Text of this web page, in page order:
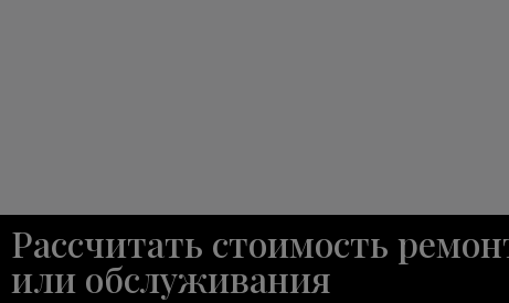
Рассчитать стоимость
или обслуживания